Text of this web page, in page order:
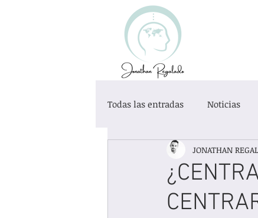
Todas las entradas Noticias
Desarrollo Personal
Exclusión Social
JONATHAN